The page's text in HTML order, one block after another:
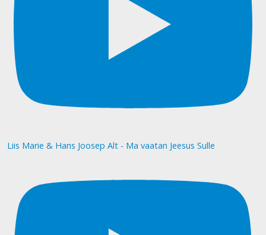
Liis Marie & Hans Joosep Alt - Ma vaatan Jeesus Sulle